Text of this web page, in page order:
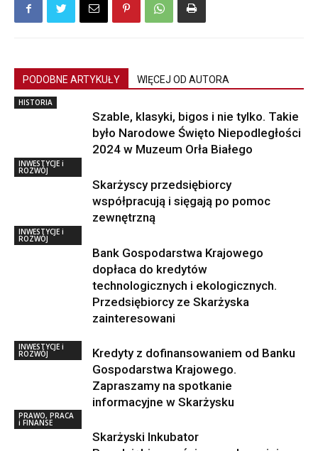
PODOBNE ARTYKUŁY WIĘCEJ OD AUTORA
HISTORIA
Szable, klasyki, bigos i nie tylko. Takie
było Narodowe Święto Niepodległości
2024 w Muzeum Orła Białego
INWESTYCJE i
ROZWÓJ
Skarżyscy przedsiębiorcy
współpracują i sięgają po pomoc
zewnętrzną
INWESTYCJE i
ROZWÓJ
Bank Gospodarstwa Krajowego
dopłaca do kredytów
technologicznych i ekologicznych.
Przedsiębiorcy ze Skarżyska
zainteresowani
INWESTYCJE i
ROZWÓJ
Kredyty z dofinansowaniem od Banku
Gospodarstwa Krajowego.
Zapraszamy na spotkanie
informacyjne w Skarżysku
PRAWO, PRACA
i FINANSE
Skarżyski Inkubator